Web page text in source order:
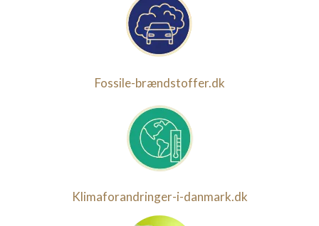
Fossile-brændstoffer.dk
Klimaforandringer-i-danmark.dk